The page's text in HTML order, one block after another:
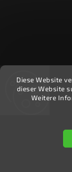
Diese Website
dieser Website
Weitere
Recenzie